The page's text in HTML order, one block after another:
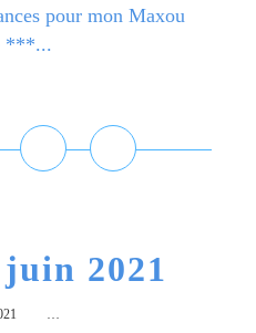
pour mon Maxou
***...
2021
…